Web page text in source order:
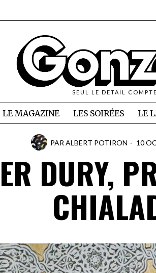
SEUL LE DETAIL COMPTE
LE MAGAZINE LES SOIRÉES LE
PAR ALBERT POTIRON 10
DURY,